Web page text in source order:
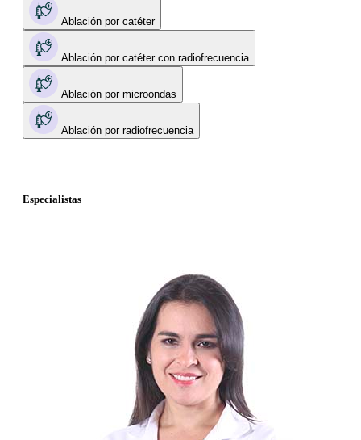
Ablación por catéter
Ablación por catéter con radiofrecuencia
Ablación por microondas
Ablación por radiofrecuencia
Especialistas